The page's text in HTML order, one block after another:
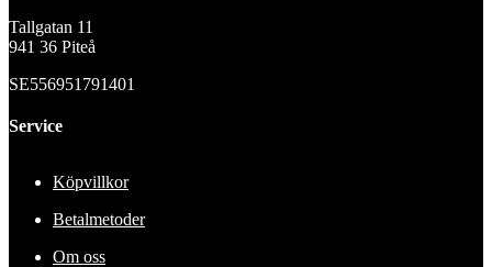
Tallgatan 11
941 36 Piteå
SE556951791401
Service
Köpvillkor
Betalmetoder
Om oss